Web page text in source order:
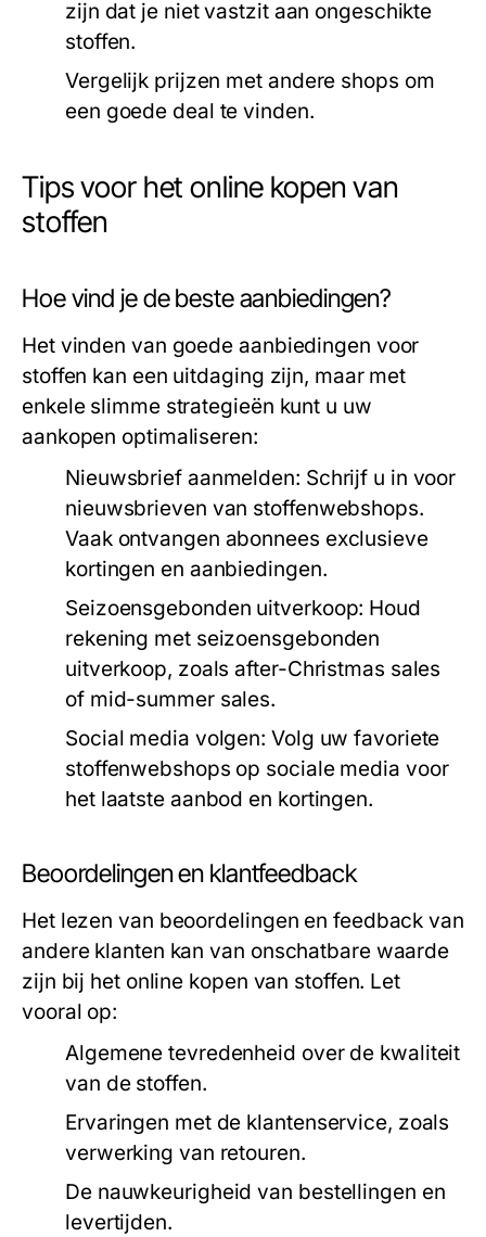
zijn dat je niet vastzit aan ongeschikte
stoffen.
Vergelijk prijzen met andere shops om
een goede deal te vinden.
Tips voor het online kopen van
stoffen
Hoe vind je de beste aanbiedingen?
Het vinden van goede aanbiedingen voor
stoffen kan een uitdaging zijn, maar met
enkele slimme strategieën kunt u uw
aankopen optimaliseren:
Nieuwsbrief aanmelden: Schrijf u in voor
nieuwsbrieven van stoffenwebshops.
Vaak ontvangen abonnees exclusieve
kortingen en aanbiedingen.
Seizoensgebonden uitverkoop: Houd
rekening met seizoensgebonden
uitverkoop, zoals after-Christmas sales
of mid-summer sales.
Social media volgen: Volg uw favoriete
stoffenwebshops op sociale media voor
het laatste aanbod en kortingen.
Beoordelingen en klantfeedback
Het lezen van beoordelingen en feedback van
andere klanten kan van onschatbare waarde
zijn bij het online kopen van stoffen. Let
vooral op:
Algemene tevredenheid over de kwaliteit
van de stoffen.
Ervaringen met de klantenservice, zoals
verwerking van retouren.
De nauwkeurigheid van bestellingen en
levertijden.